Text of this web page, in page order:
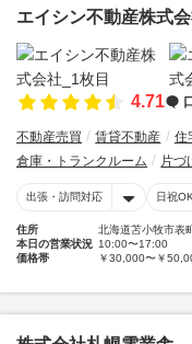
エイシン不動産株式
4.71
不動産売買 賃貸不動産
住
倉庫・トランクルーム
片づ
出張・訪問対応 日祝OK
住所
北海道苫小牧市表
本日の営業状況 10:00〜17:00
価格帯
￥30,000〜￥